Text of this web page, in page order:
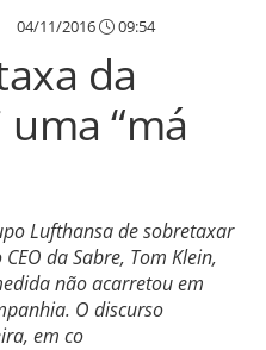
04/11/2016 09:54
da
“má
Lufthansa de sobretaxar
da Sabre, Tom Klein,
não acarretou em
O discurso
em co